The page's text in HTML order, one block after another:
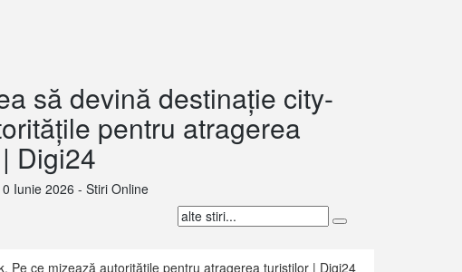
să devină destinație city-
pentru atragerea
Digi24
Iunie 2026 - Stiri Online